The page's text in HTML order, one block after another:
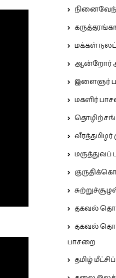
மக்கள்
ஆன்றோர்
இளைஞர்
மகளிர்
மருத்துவப்
தகவல்
தகவல்
பாசறை
தமிழ்